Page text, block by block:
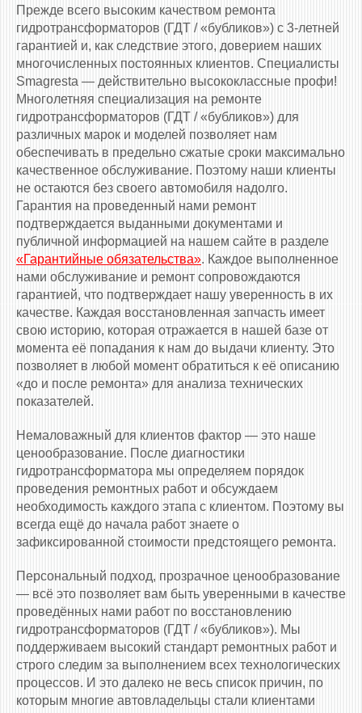
Прежде всего высоким качеством ремонта
гидротрансформаторов (ГДТ / «бубликов») с 3-летней
гарантией и, как следствие этого, доверием наших
многочисленных постоянных клиентов. Специалисты
Smagresta — действительно высококлассные профи!
Многолетняя специализация на ремонте
гидротрансформаторов (ГДТ / «бубликов») для
различных марок и моделей позволяет нам
обеспечивать в предельно сжатые сроки максимально
качественное обслуживание. Поэтому наши клиенты
не остаются без своего автомобиля надолго.
Гарантия на проведенный нами ремонт
подтверждается выданными документами и
публичной информацией на нашем сайте в разделе
«Гарантийные обязательства». Каждое выполненное
нами обслуживание и ремонт сопровождаются
гарантией, что подтверждает нашу уверенность в их
качестве. Каждая восстановленная запчасть имеет
свою историю, которая отражается в нашей базе от
момента её попадания к нам до выдачи клиенту. Это
позволяет в любой момент обратиться к её описанию
«до и после ремонта» для анализа технических
показателей.
Немаловажный для клиентов фактор — это наше
ценообразование. После диагностики
гидротрансформатора мы определяем порядок
проведения ремонтных работ и обсуждаем
необходимость каждого этапа с клиентом. Поэтому вы
всегда ещё до начала работ знаете о
зафиксированной стоимости предстоящего ремонта.
Персональный подход, прозрачное ценообразование
— всё это позволяет вам быть уверенными в качестве
проведённых нами работ по восстановлению
гидротрансформаторов (ГДТ / «бубликов»). Мы
поддерживаем высокий стандарт ремонтных работ и
строго следим за выполнением всех технологических
процессов. И это далеко не весь список причин, по
которым многие автовладельцы стали клиентами